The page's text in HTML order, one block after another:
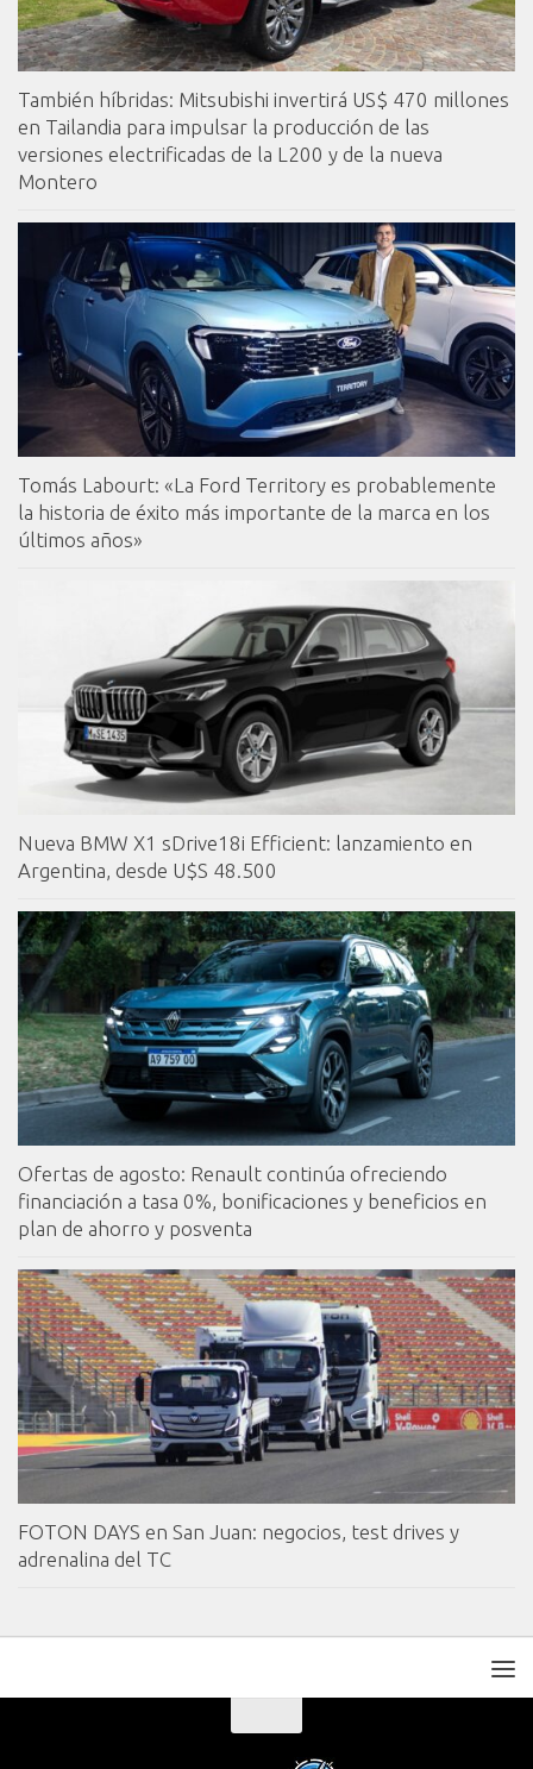
También híbridas: Mitsubishi invertirá US$ 470 millones
en Tailandia para impulsar la producción de las
versiones electrificadas de la L200 y de la nueva
Montero
Tomás Labourt: «La Ford Territory es probablemente
la historia de éxito más importante de la marca en los
últimos años»
Nueva BMW X1 sDrive18i Efficient: lanzamiento en
Argentina, desde U$S 48.500
Ofertas de agosto: Renault continúa ofreciendo
financiación a tasa 0%, bonificaciones y beneficios en
plan de ahorro y posventa
FOTON DAYS en San Juan: negocios, test drives y
adrenalina del TC